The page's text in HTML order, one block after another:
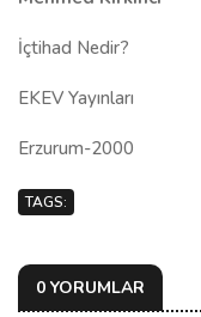
İçtihad Nedir?
EKEV Yayınları
Erzurum-2000
TAGS:
0 YORUMLAR